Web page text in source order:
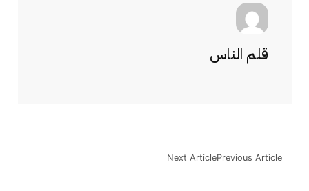
قلم الناس
Previous Article
Next Article